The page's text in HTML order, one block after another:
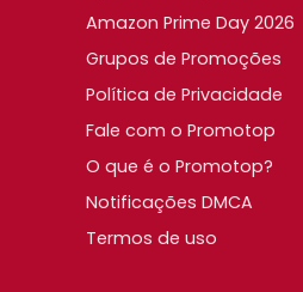
Amazon Prime Day 2026
Grupos de Promoções
Política de Privacidade
Fale com o Promotop
O que é o Promotop?
Notificações DMCA
Termos de uso